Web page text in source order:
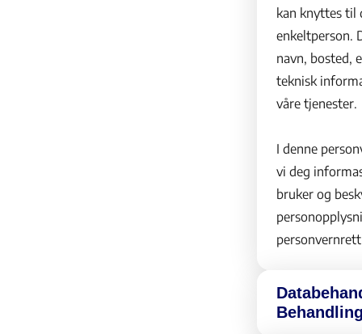
kan knyttes til
enkeltperson.
navn, bosted,
teknisk
våre tjenester.
I denne
vi deg
bruker og